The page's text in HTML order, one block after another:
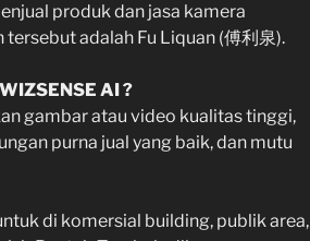
produk dan jasa kamera
adalah Fu Liquan (傅利泉).
AI ?
gambar atau video kualitas tinggi,
purna jual yang baik, dan mutu
di komersial building, publik area,